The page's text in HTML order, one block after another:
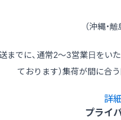
（沖縄・
までに、通常2～3営業日をい
ております）集荷が間に合
詳
プライ